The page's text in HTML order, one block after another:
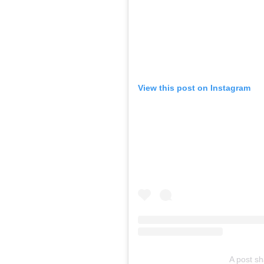
View this post on Instagram
A post